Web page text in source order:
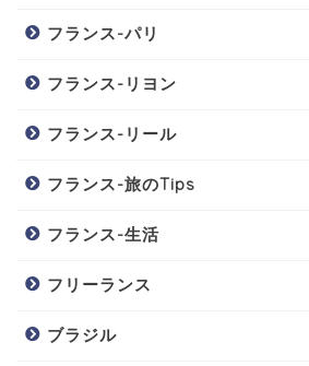
フランス-パリ
フランス-リヨン
フランス-リール
フランス-旅のTips
フランス-生活
フリーランス
ブラジル